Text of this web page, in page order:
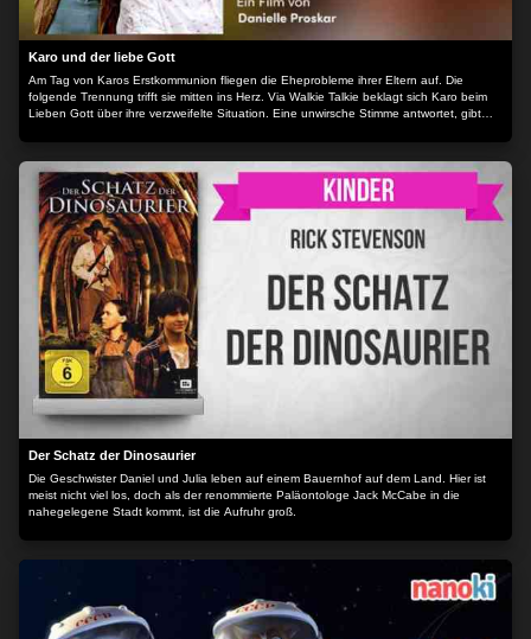
Karo und der liebe Gott
Am Tag von Karos Erstkommunion fliegen die Eheprobleme ihrer Eltern auf. Die
folgende Trennung trifft sie mitten ins Herz. Via Walkie Talkie beklagt sich Karo beim
Lieben Gott über ihre verzweifelte Situation. Eine unwirsche Stimme antwortet, gibt
steckenden Mann zu Gesicht bekommt, befallen sie Zweifel. Das Ziel vor Augen, ihre
Eltern zu versöhnen, zwingt sie den Mann in seine göttliche Rolle und damit ihr zu
helfen. Die von Karo und Gott inszenierten Versuche, die Ehe der Eltern zu retten,
lösen ein Wechselbad der Gefühle aus. Am Ende ist Karo an ihrem verpassten Ziel
gewachsen und hat für ihr Leben nicht nur neue Freunde gefunden, sondern auch
eine neue Perspektive.
Der Schatz der Dinosaurier
Die Geschwister Daniel und Julia leben auf einem Bauernhof auf dem Land. Hier ist
meist nicht viel los, doch als der renommierte Paläontologe Jack McCabe in die
nahegelegene Stadt kommt, ist die Aufruhr groß.